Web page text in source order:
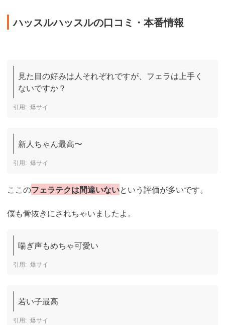
ハッスルハッスルの口コミ・本番情報
見た目の好みは人それぞれですが、フェラは上手く
ないですか？
爆サイ
新人ちゃん最高〜
爆サイ
ここのフェラテクは間違いないという評価が多いです。
僕も骨抜きにされちゃいましたよ。
喘ぎ声もめちゃ可愛い
爆サイ
若い子最高
爆サイ